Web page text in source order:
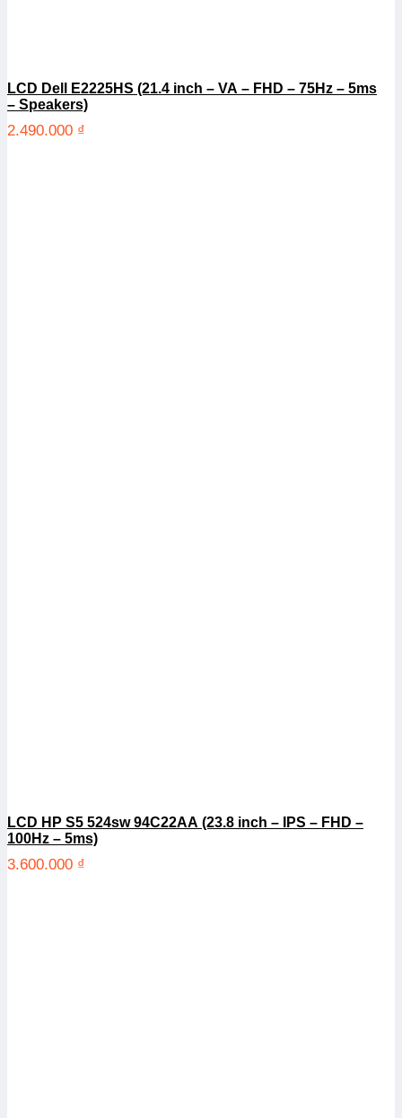
LCD Dell E2225HS (21.4 inch – VA – FHD – 75Hz – 5ms
– Speakers)
2.490.000 ₫
LCD HP S5 524sw 94C22AA (23.8 inch – IPS – FHD –
100Hz – 5ms)
3.600.000 ₫